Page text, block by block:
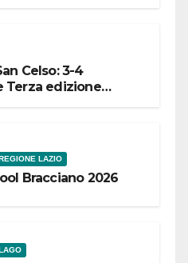
Celso: 3-4
Terza edizione
LAZIO
Bracciano 2026